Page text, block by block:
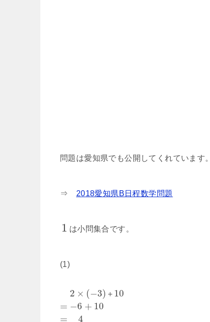
問題は愛知県でも公開してくれています。
⇒ 2018愛知県B日程数学問題
1 は小問集合です。
(1)
2 × (−3) ＋ 10
= −6 + 10
=
4